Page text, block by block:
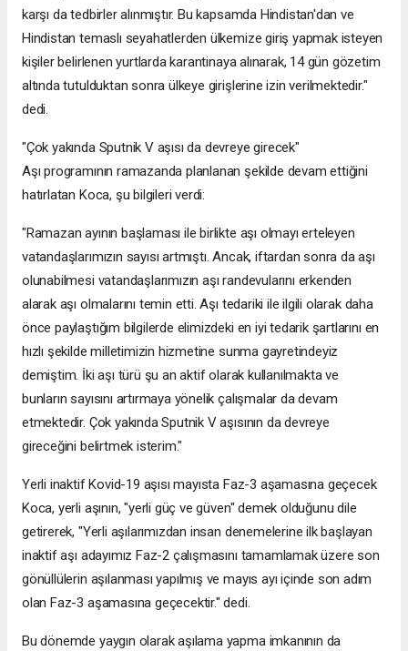
karşı da tedbirler alınmıştır. Bu kapsamda Hindistan'dan ve
Hindistan temaslı seyahatlerden ülkemize giriş yapmak isteyen
kişiler belirlenen yurtlarda karantinaya alınarak, 14 gün gözetim
altında tutulduktan sonra ülkeye girişlerine izin verilmektedir."
dedi.
"Çok yakında Sputnik V aşısı da devreye girecek"
Aşı programının ramazanda planlanan şekilde devam ettiğini
hatırlatan Koca, şu bilgileri verdi:
"Ramazan ayının başlaması ile birlikte aşı olmayı erteleyen
vatandaşlarımızın sayısı artmıştı. Ancak, iftardan sonra da aşı
olunabilmesi vatandaşlarımızın aşı randevularını erkenden
alarak aşı olmalarını temin etti. Aşı tedariki ile ilgili olarak daha
önce paylaştığım bilgilerde elimizdeki en iyi tedarik şartlarını en
hızlı şekilde milletimizin hizmetine sunma gayretindeyiz
demiştim. İki aşı türü şu an aktif olarak kullanılmakta ve
bunların sayısını artırmaya yönelik çalışmalar da devam
etmektedir. Çok yakında Sputnik V aşısının da devreye
gireceğini belirtmek isterim."
Yerli inaktif Kovid-19 aşısı mayısta Faz-3 aşamasına geçecek
Koca, yerli aşının, "yerli güç ve güven" demek olduğunu dile
getirerek, "Yerli aşılarımızdan insan denemelerine ilk başlayan
inaktif aşı adayımız Faz-2 çalışmasını tamamlamak üzere son
gönüllülerin aşılanması yapılmış ve mayıs ayı içinde son adım
olan Faz-3 aşamasına geçecektir." dedi.
Bu dönemde yaygın olarak aşılama yapma imkanının da